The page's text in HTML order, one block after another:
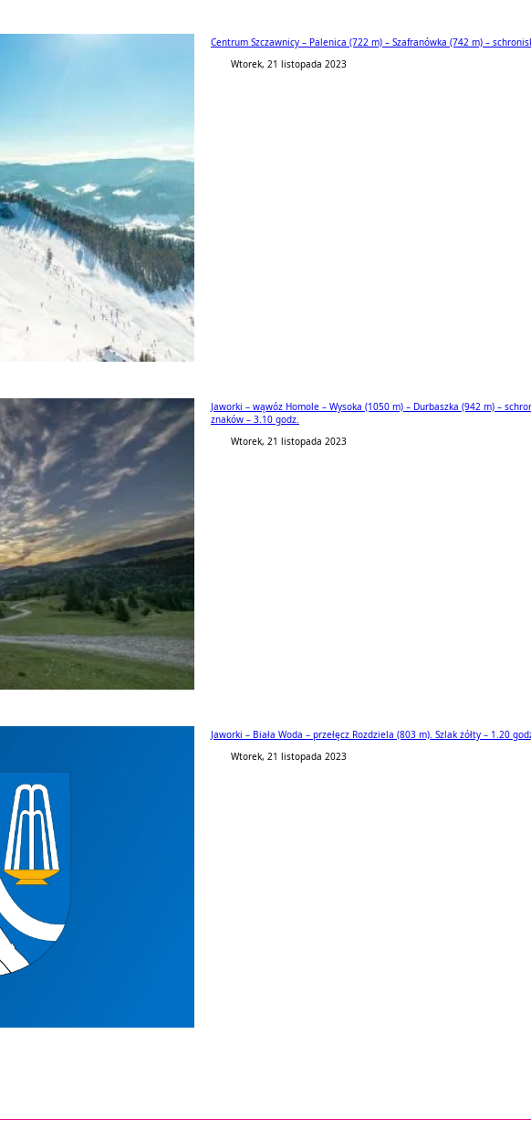
Centrum Szczawnicy – Palenica (722 m) – Szafranówka (742 m) –
Wtorek, 21 listopada 2023
Jaworki – wąwóz Homole – Wysoka (1050 m) – Durbaszka (942 m) –
znaków – 3.10 godz.
Wtorek, 21 listopada 2023
Jaworki – Biała Woda – przełęcz Rozdziela (803 m). Szlak żółty – 1.20
Wtorek, 21 listopada 2023